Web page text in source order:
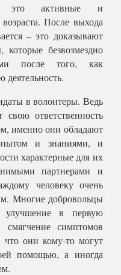
это активные и
После выхода
– это доказывают
безвозмездно
после того, как
в волонтеры. Ведь
ответственность
именно они обладают
и знаниями, и
характерные для их
партнерами и
человеку очень
Многие добровольцы
улучшение в первую
смягчение симптомов
что они кому-то могут
помощью, а иногда